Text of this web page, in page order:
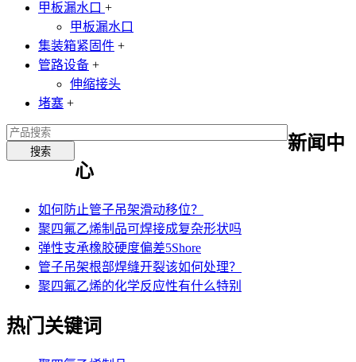
甲板漏水口 +
甲板漏水口
集装箱紧固件 +
管路设备 +
伸缩接头
堵塞 +
新闻中
心
如何防止管子吊架滑动移位？
聚四氟乙烯制品可焊接成复杂形状吗
弹性支承橡胶硬度偏差5Shore
管子吊架根部焊缝开裂该如何处理？
聚四氟乙烯的化学反应性有什么特别
热门关键词